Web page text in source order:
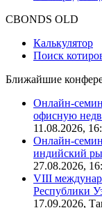
Оферта для
IT-
Поиск
Ближайшие
Онлайн-
офисную
11.08.2026,
Онлайн-
индийский